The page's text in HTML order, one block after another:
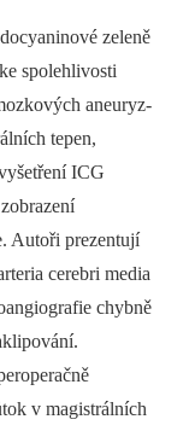
zeleně
spolehlivosti
aneuryz­
tepen,
ICG
Autoři prezentují
cerebri media
chybně
v magistrálních